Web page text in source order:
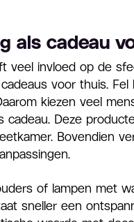
als cadeau
veel invloed op de
voor thuis.
kiezen veel
cadeau. Deze
Bovendien
of lampen met
sneller een